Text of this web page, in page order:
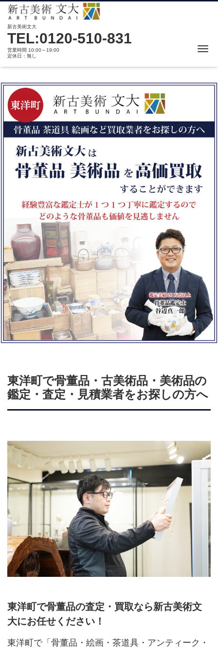
新古美術文大
TEL:0120-510-831
営業時間 10:00～19:00
定休日：無し
東洋町で骨董品・古美術品・美術品の
鑑定・査定・見積業者をお探しの方へ
東洋町で骨董品の査定・買取なら新古美術文
大にお任せください！
東洋町で「骨董品・絵画・茶道具・アンティーク・